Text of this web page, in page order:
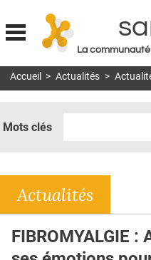
Jump
La
MON COMPTE
DOSSIERS
RÉSEAUX
E-REVUE SAD
Accueil > Actualités >
Mots clés
Actualités
FIBROMYALGIE